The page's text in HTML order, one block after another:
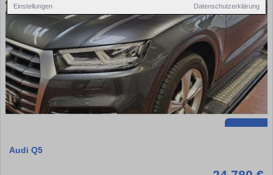
Einstellungen Datenschutzerklärung
Audi Q5